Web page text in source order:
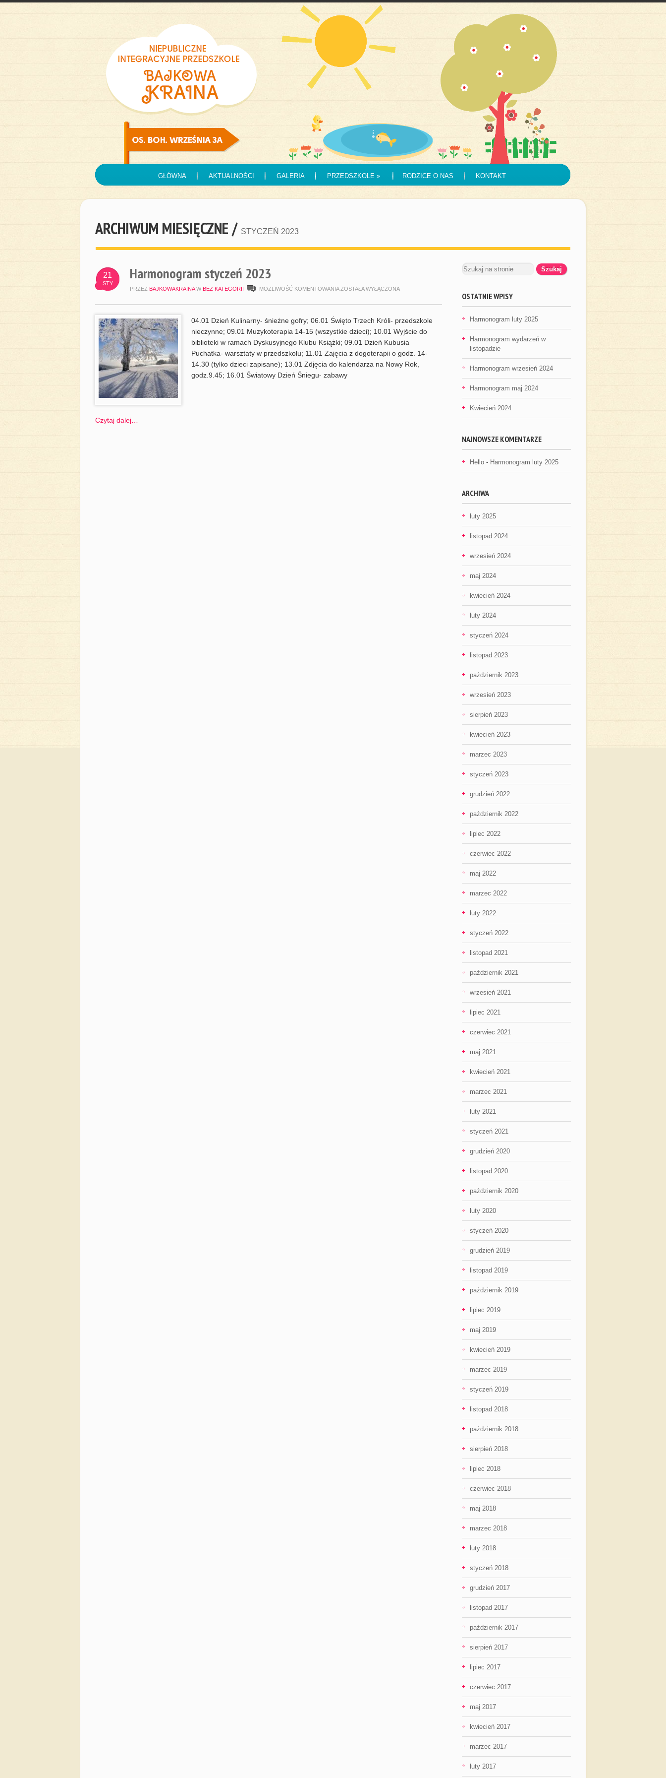
GŁÓWNA AKTUALNOŚCI GALERIA PRZEDSZKOLE» RODZICE O NAS KONTAKT
ARCHIWUM MIESIĘCZNE / STYCZEŃ 2023
21
STY
Harmonogram styczeń 2023
PRZEZ BAJKOWAKRAINA W BEZ KATEGORII MOŻLIWOŚĆ KOMENTOWANIA HARMONOGRAM
ZOSTAŁA WYŁĄCZONA
04.01 Dzień Kulinarny- śnieżne gofry; 06.01 Święto Trzech Króli- przedszkole
nieczynne; 09.01 Muzykoterapia 14-15 (wszystkie dzieci); 10.01 Wyjście do
biblioteki w ramach Dyskusyjnego Klubu Książki; 09.01 Dzień Kubusia
Puchatka- warsztaty w przedszkolu; 11.01 Zajęcia z dogoterapii o godz. 14-
14.30 (tylko dzieci zapisane); 13.01 Zdjęcia do kalendarza na Nowy Rok,
godz.9.45; 16.01 Światowy Dzień Śniegu- zabawy
Czytaj dalej…
OSTATNIE WPISY
Harmonogram luty 2025
Harmonogram wydarzeń w
listopadzie
Harmonogram wrzesień 2024
Harmonogram maj 2024
Kwiecień 2024
NAJNOWSZE KOMENTARZE
Hello - Harmonogram luty 2025
ARCHIWA
luty 2025
listopad 2024
wrzesień 2024
maj 2024
kwiecień 2024
luty 2024
styczeń 2024
listopad 2023
październik 2023
wrzesień 2023
sierpień 2023
kwiecień 2023
marzec 2023
styczeń 2023
grudzień 2022
październik 2022
lipiec 2022
czerwiec 2022
maj 2022
marzec 2022
luty 2022
styczeń 2022
listopad 2021
październik 2021
wrzesień 2021
lipiec 2021
czerwiec 2021
maj 2021
kwiecień 2021
marzec 2021
luty 2021
styczeń 2021
grudzień 2020
listopad 2020
październik 2020
luty 2020
styczeń 2020
grudzień 2019
listopad 2019
październik 2019
lipiec 2019
maj 2019
kwiecień 2019
marzec 2019
styczeń 2019
listopad 2018
październik 2018
sierpień 2018
lipiec 2018
czerwiec 2018
maj 2018
marzec 2018
luty 2018
styczeń 2018
grudzień 2017
listopad 2017
październik 2017
sierpień 2017
lipiec 2017
czerwiec 2017
maj 2017
kwiecień 2017
marzec 2017
luty 2017